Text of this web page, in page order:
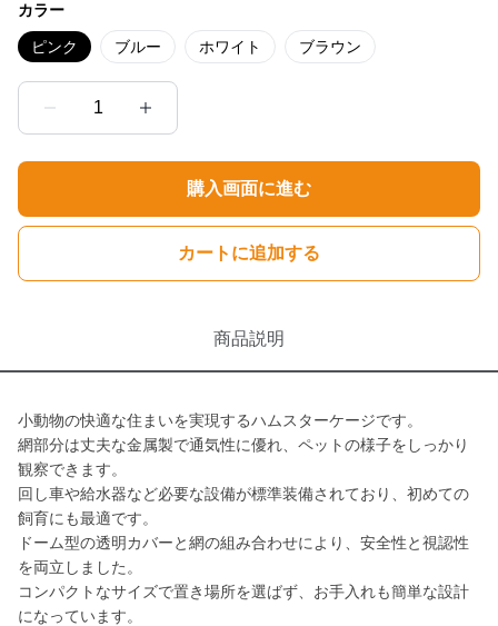
カラー
ピンク ブルー ホワイト ブラウン
1
購入画面に進む
カートに追加する
商品説明
小動物の快適な住まいを実現するハムスターケージです。
網部分は丈夫な金属製で通気性に優れ、ペットの様子をしっかり
観察できます。
回し車や給水器など必要な設備が標準装備されており、初めての
飼育にも最適です。
ドーム型の透明カバーと網の組み合わせにより、安全性と視認性
を両立しました。
コンパクトなサイズで置き場所を選ばず、お手入れも簡単な設計
になっています。